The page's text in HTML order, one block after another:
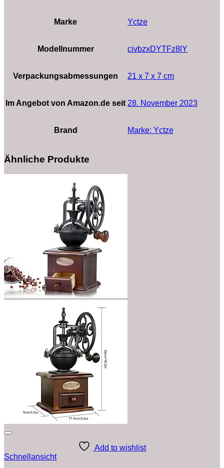
Marke ‎Yctze
Modellnummer ‎civbzxDYTFz8lY
Verpackungsabmessungen ‎21 x 7 x 7 cm
Im Angebot von Amazon.de seit 28. November 2023
Brand Marke: Yctze
Ähnliche Produkte
Add to wishlist
Schnellansicht